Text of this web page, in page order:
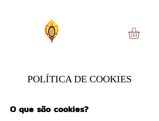
POLÍTICA DE COOKIES
O que são cookies?